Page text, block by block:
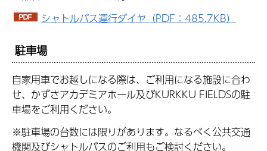
シャトルバス運行ダイヤ（PDF：485.7KB）
駐車場
自家用車でお越しになる際は、ご利用になる施設に合わ
せ、かずさアカデミアホール及びKURKKU FIELDSの駐
車場をご利用ください。
※駐車場の台数には限りがあります。なるべく公共交通
機関及びシャトルバスのご利用もご検討ください。